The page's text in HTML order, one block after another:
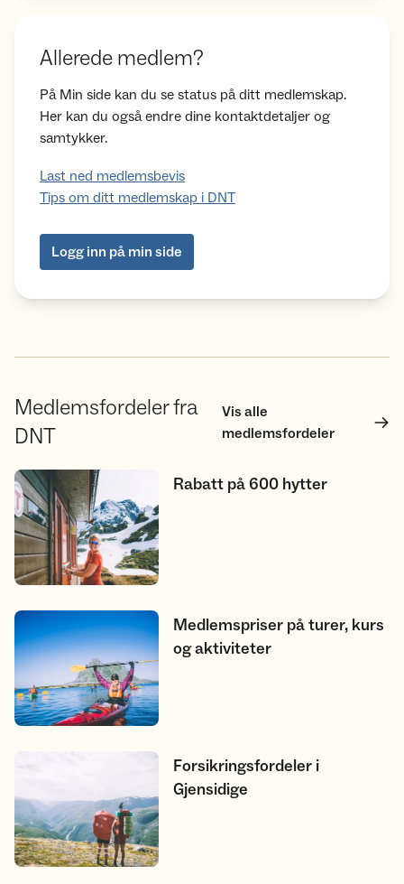
Allerede medlem?
På Min side kan du se status på ditt medlemskap.
Her kan du også endre dine kontaktdetaljer og
samtykker.
Last ned medlemsbevis
Tips om ditt medlemskap i DNT
Logg inn på min side
Medlemsfordeler fra
DNT
Vis alle
medlemsfordeler
Rabatt på 600 hytter Rabatt på 600 hytter
Medlemspriser på turer, kurs og aktiviteterMedlemspriser på turer, kurs
og aktiviteter
Forsikringsfordeler i GjensidigeForsikringsfordeler i
Gjensidige